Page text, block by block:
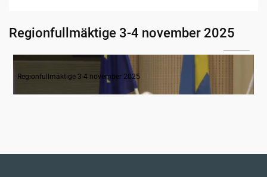
Regionfullmäktige 3-4 november 2025
Inledning av ordföranden
Regionfullmäktige 3-4 november 2025